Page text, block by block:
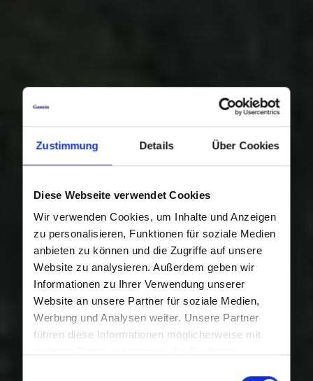
Zustimmung Details Über Cookies
Diese Webseite verwendet Cookies
Wir verwenden Cookies, um Inhalte und Anzeigen
zu personalisieren, Funktionen für soziale Medien
anbieten zu können und die Zugriffe auf unsere
Website zu analysieren. Außerdem geben wir
Informationen zu Ihrer Verwendung unserer
Website an unsere Partner für soziale Medien,
Werbung und Analysen weiter. Unsere Partner
führen diese Informationen möglicherweise mit